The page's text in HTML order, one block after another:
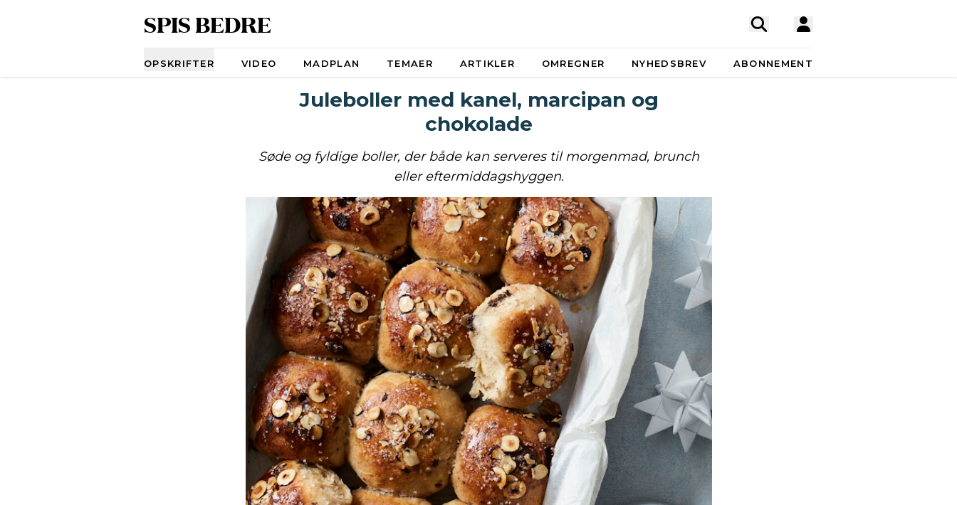
SPIS BEDRE
OPSKRIFTER VIDEO MADPLAN TEMAER ARTIKLER OMREGNER NYHEDSBREV ABONNEMENT
Juleboller med kanel, marcipan og
chokolade
Søde og fyldige boller, der både kan serveres til morgenmad, brunch
eller eftermiddagshyggen.